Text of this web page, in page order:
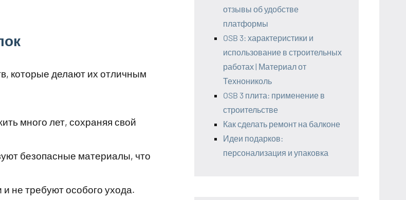
которые делают их отличным
много лет, сохраняя свой
безопасные материалы, что
не требуют особого ухода.
отзывы об удобстве
платформы
OSB 3: характеристики и
использование в строительных
работах | Материал от
Технониколь
OSB 3 плита: применение в
строительстве
Как сделать ремонт на балконе
Идеи подарков:
персонализация и упаковка